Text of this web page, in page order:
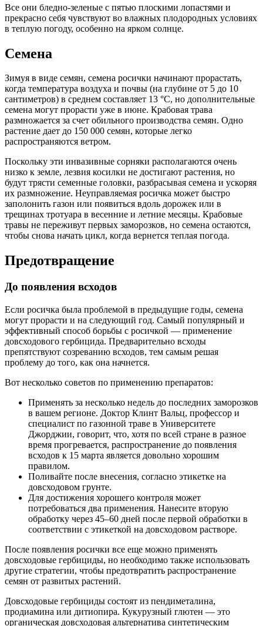
Все они бледно-зеленые с пятью плоскими лопастями и
прекрасно себя чувствуют во влажных плодородных условиях
в теплую погоду, особенно на ярком солнце.
Семена
Зимуя в виде семян, семена росички начинают прорастать,
когда температура воздуха и почвы (на глубине от 5 до 10
сантиметров) в среднем составляет 13 °C, но дополнительные
семена могут прорасти уже в июне. Крабовая трава
размножается за счет обильного производства семян. Одно
растение дает до 150 000 семян, которые легко
распространяются ветром.
Поскольку эти инвазивные сорняки располагаются очень
низко к земле, лезвия косилки не достигают растения, но
будут трясти семенные головки, разбрасывая семена и ускоряя
их размножение. Неуправляемая росичка может быстро
заполонить газон или появиться вдоль дорожек или в
трещинах тротуара в весенние и летние месяцы. Крабовые
травы не переживут первых заморозков, но семена остаются,
чтобы снова начать цикл, когда вернется теплая погода.
Предотвращение
До появления всходов
Если росичка была проблемой в предыдущие годы, семена
могут прорасти и на следующий год. Самый популярный и
эффективный способ борьбы с росичкой — применение
довсходового гербицида. Предварительно всходы
препятствуют созреванию всходов, тем самым решая
проблему до того, как она начнется.
Вот несколько советов по применению препаратов:
Применять за несколько недель до последних заморозков
в вашем регионе. Доктор Клинт Вальц, профессор и
специалист по газонной траве в Университете
Джорджии, говорит, что, хотя по всей стране в разное
время прогревается, распространение до появления
всходов к 15 марта является довольно хорошим
правилом.
Поливайте после внесения, согласно этикетке на
довсходовом грунте.
Для достижения хорошего контроля может
потребоваться два применения. Нанесите вторую
обработку через 45–60 дней после первой обработки в
соответствии с этикеткой на довсходовом растворе.
После появления росички все еще можно применять
довсходовые гербициды, но необходимо также использовать
другие стратегии, чтобы предотвратить распространение
семян от развитых растений.
Довсходовые гербициды состоят из пендиметалина,
продиамина или дитиопира. Кукурузный глютен — это
органическая довсходовая альтернатива синтетическим